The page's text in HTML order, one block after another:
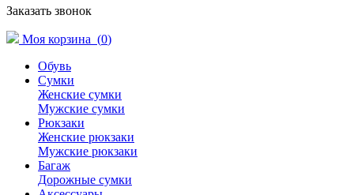
Заказать звонок
Моя корзина (0)
Обувь
Сумки
Женские сумки
Мужские сумки
Рюкзаки
Женские рюкзаки
Мужские рюкзаки
Багаж
Дорожные сумки